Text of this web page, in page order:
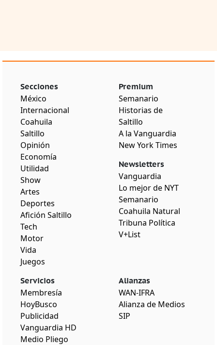
Secciones
México
Internacional
Coahuila
Saltillo
Opinión
Economía
Utilidad
Show
Artes
Deportes
Afición Saltillo
Tech
Motor
Vida
Juegos
Premium
Semanario
Historias de
Saltillo
A la Vanguardia
New York Times
Newsletters
Vanguardia
Lo mejor de NYT
Semanario
Coahuila Natural
Tribuna Política
V+List
Servicios
Membresía
HoyBusco
Publicidad
Vanguardia HD
Medio Pliego
Alianzas
WAN-IFRA
Alianza de Medios
SIP